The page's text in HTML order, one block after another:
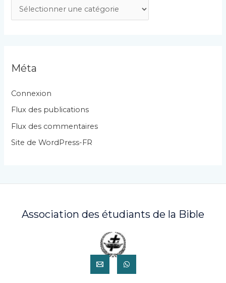
a
g
r
i
e
Méta
Connexion
Flux des publications
Flux des commentaires
Site de WordPress-FR
Association des étudiants de la Bible